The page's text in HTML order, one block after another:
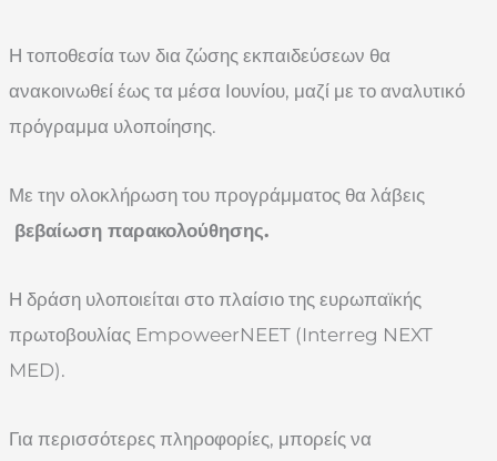
Η τοποθεσία των δια ζώσης εκπαιδεύσεων θα
ανακοινωθεί έως τα μέσα Ιουνίου, μαζί με το αναλυτικό
πρόγραμμα υλοποίησης.
Με την ολοκλήρωση του προγράμματος θα λάβεις
βεβαίωση παρακολούθησης.
Η δράση υλοποιείται στο πλαίσιο της ευρωπαϊκής
πρωτοβουλίας EmpoweerNEET (Interreg NEXT
MED).
Για περισσότερες πληροφορίες, μπορείς να